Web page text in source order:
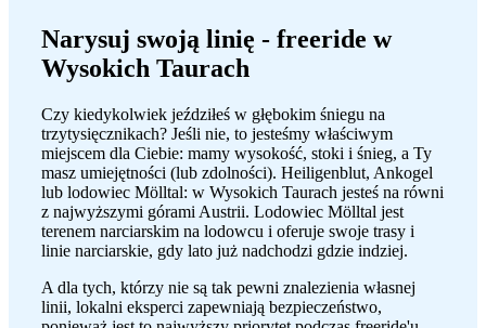
Narysuj swoją linię - freeride w
Wysokich Taurach
Czy kiedykolwiek jeździłeś w głębokim śniegu na
trzytysięcznikach? Jeśli nie, to jesteśmy właściwym
miejscem dla Ciebie: mamy wysokość, stoki i śnieg, a Ty
masz umiejętności (lub zdolności). Heiligenblut, Ankogel
lub lodowiec Mölltal: w Wysokich Taurach jesteś na równi
z najwyższymi górami Austrii. Lodowiec Mölltal jest
terenem narciarskim na lodowcu i oferuje swoje trasy i
linie narciarskie, gdy lato już nadchodzi gdzie indziej.
A dla tych, którzy nie są tak pewni znalezienia własnej
linii, lokalni eksperci zapewniają bezpieczeństwo,